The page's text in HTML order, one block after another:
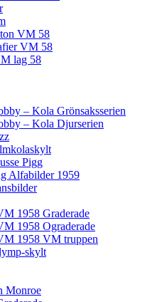
VM 58
VM 58
lag 58
– Kola Grönsaksserien
– Kola Djurserien
Pigg
Alfabilder 1959
1958 Graderade
1958 Ograderade
1958 VM truppen
skylt
Monroe